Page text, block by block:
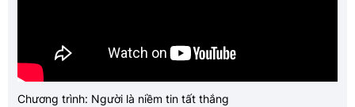
Chương trình: Người là niềm tin tất thắng